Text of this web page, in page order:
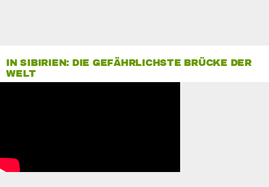
IN SIBIRIEN: DIE GEFÄHRLICHSTE BRÜCKE DER
WELT